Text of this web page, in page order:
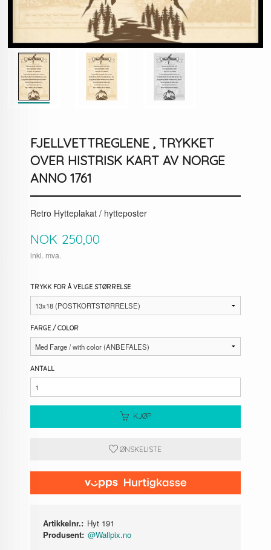
FJELLVETTREGLENE , TRYKKET
OVER HISTRISK KART AV NORGE
ANNO 1761
Retro Hytteplakat / hytteposter
Pris
NOK 250,00
inkl. mva.
TRYKK FOR Å VELGE STØRRELSE
FARGE / COLOR
ANTALL
KJØP
ØNSKELISTE
Artikkelnr.: Hyt 191
Produsent: @Wallpix.no